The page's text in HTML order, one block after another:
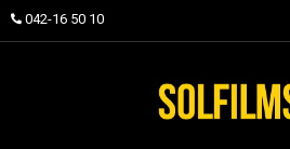
042-16 50 10